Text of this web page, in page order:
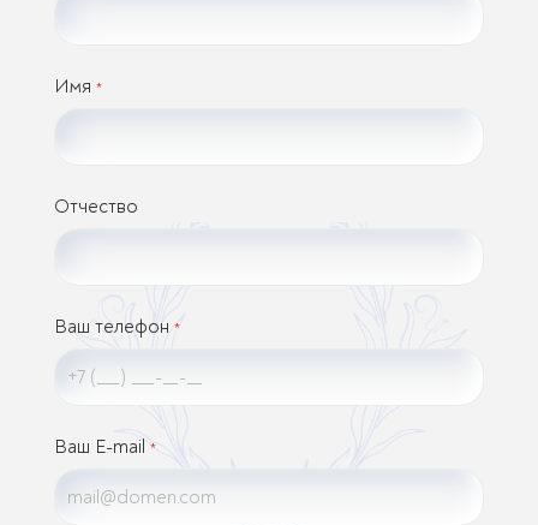
Имя *
Отчество
Ваш телефон *
Ваш E-mail *